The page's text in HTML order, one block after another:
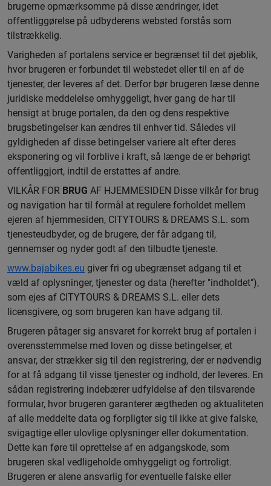
brugerne opmærksomme på disse ændringer, idet
offentliggørelse på udbyderens websted forstås som
tilstrækkelig.
Varigheden af portalens service er begrænset til det øjeblik,
hvor brugeren er forbundet til webstedet eller til en af de
tjenester, der leveres af det. Derfor bør brugeren læse denne
juridiske meddelelse omhyggeligt, hver gang de har til
hensigt at bruge portalen, da den og dens respektive
brugsbetingelser kan ændres til enhver tid. Således vil
gyldigheden af disse betingelser variere alt efter deres
eksponering og vil forblive i kraft, så længe de er behørigt
offentliggjort, indtil de erstattes af andre.
VILKÅR FOR BRUG AF HJEMMESIDEN Disse vilkår for brug
og navigation har til formål at regulere forholdet mellem
ejeren af hjemmesiden, CITYTOURS & DREAMS S.L. som
tjenesteudbyder, og de brugere, der får adgang til,
gennemser og nyder godt af den tilbudte tjeneste.
www.bajabikes.eu giver fri og ubegrænset adgang til et
væld af oplysninger, tjenester og data (herefter "indholdet"),
som ejes af CITYTOURS & DREAMS S.L. eller dets
licensgivere, og som brugeren kan have adgang til.
Brugeren påtager sig ansvaret for korrekt brug af portalen i
overensstemmelse med loven og disse betingelser, et
ansvar, der strækker sig til den registrering, der er nødvendig
for at få adgang til visse tjenester og indhold, der leveres. En
sådan registrering indebærer udfyldelse af den tilsvarende
formular, hvor brugeren garanterer ægtheden og aktualiteten
af alle meddelte data og forpligter sig til ikke at give falske,
svigagtige eller ulovlige oplysninger eller dokumentation.
Dette kan føre til oprettelse af en adgangskode, som
brugeren skal vedligeholde omhyggeligt og fortroligt.
Brugeren er alene ansvarlig for eventuelle falske eller